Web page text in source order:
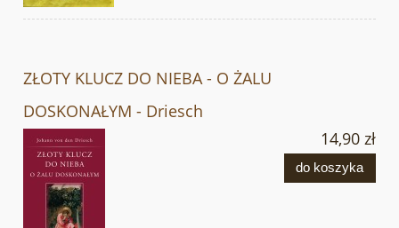
ZŁOTY KLUCZ DO NIEBA - O ŻALU
DOSKONAŁYM - Driesch
14,90 zł
do koszyka